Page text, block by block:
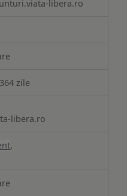
libera.ro
364 zile
libera.ro
,